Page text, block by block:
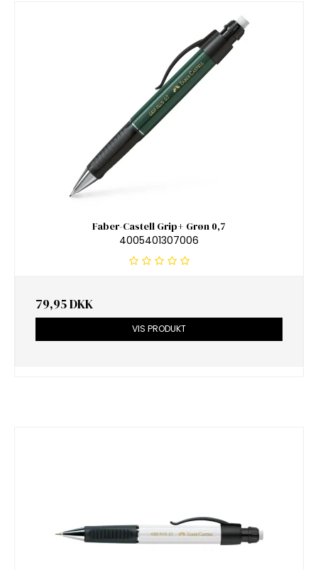
Faber-Castell Grip+ Grøn 0,7
4005401307006
79,95 DKK
VIS PRODUKT